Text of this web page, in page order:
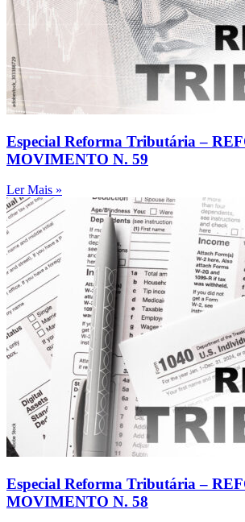
Especial Reforma Tributária –
MOVIMENTO N. 59
Ler Mais »
Especial Reforma Tributária –
MOVIMENTO N. 58